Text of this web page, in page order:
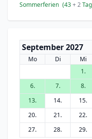
Sommerferien (43+ 2
September 2027
Mo Di Mi
1.
6.
7. 8.
13.
14. 15.
20.
21. 22.
27.
28. 29.